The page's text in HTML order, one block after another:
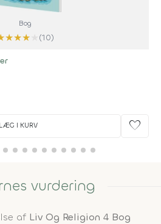
Bog
★★★
(10)
LÆG I KURV favorite
vurdering
af Liv Og Religion 4 Bog